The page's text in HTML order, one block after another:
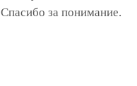
Спасибо за понимание.